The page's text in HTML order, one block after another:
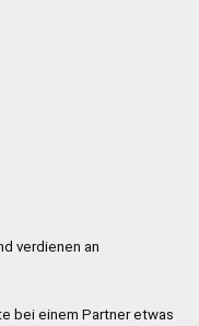
verdienen an
bei einem Partner etwas